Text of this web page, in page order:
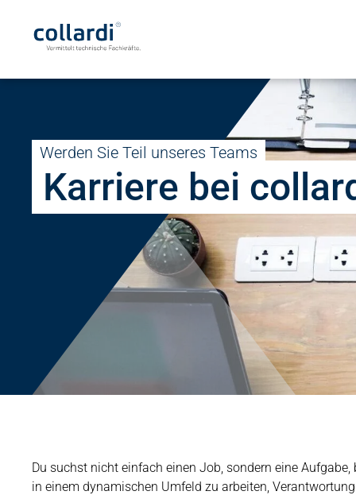
Werden Sie Teil unseres Teams
Karriere bei
Du suchst nicht einfach einen Job, sondern eine
in einem dynamischen Umfeld zu arbeiten,